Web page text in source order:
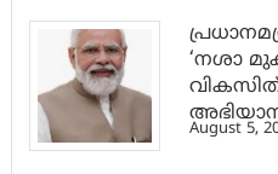
‘നശാ
August 5,